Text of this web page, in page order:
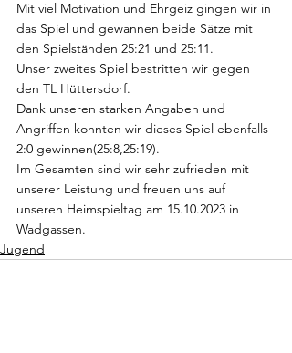
Mit viel Motivation und Ehrgeiz gingen wir in
das Spiel und gewannen beide Sätze mit
den Spielständen 25:21 und 25:11.
Unser zweites Spiel bestritten wir gegen
den TL Hüttersdorf.
Dank unseren starken Angaben und
Angriffen konnten wir dieses Spiel ebenfalls
2:0 gewinnen(25:8,25:19).
Im Gesamten sind wir sehr zufrieden mit
unserer Leistung und freuen uns auf
unseren Heimspieltag am 15.10.2023 in
Wadgassen.
Jugend